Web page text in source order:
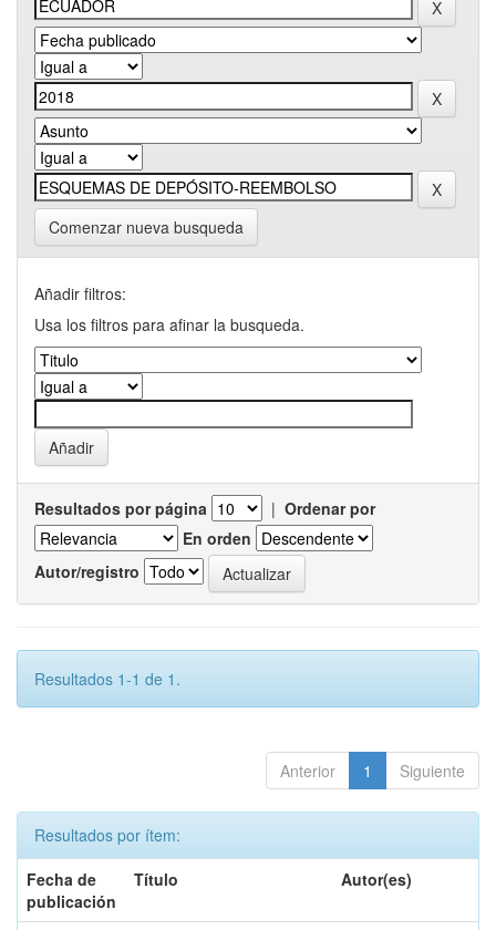
Comenzar nueva busqueda
Añadir filtros:
Usa los filtros para afinar la busqueda.
Resultados por página | Ordenar por
En orden
Autor/registro
Resultados 1-1 de 1.
Anterior 1 Siguiente
Resultados por ítem:
Fecha de
publicación
Título Autor(es)